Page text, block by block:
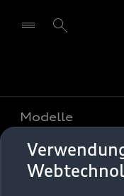
Modelle
Alle Modelle
Kaufen &